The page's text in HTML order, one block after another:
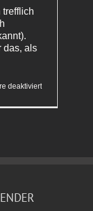
trefflich
das, als
deaktiviertfür